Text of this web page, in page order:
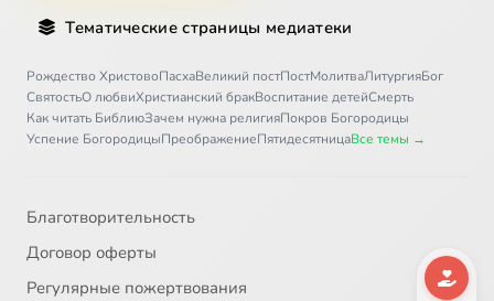
Тематические страницы медиатеки
Рождество ХристовоПасхаВеликий постПостМолитваЛитургияБог
СвятостьО любвиХристианский бракВоспитание детейСмерть
Как читать БиблиюЗачем нужна религияПокров Богородицы
Успение БогородицыПреображениеПятидесятницаВсе темы →
Благотворительность
Договор оферты
Регулярные пожертвования